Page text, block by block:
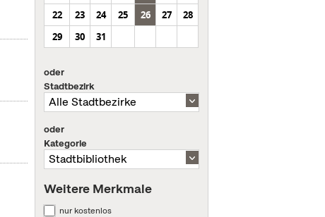
22
23 24 25 26 27
28
29
30 31
oder
Stadtbezirk
oder
Kategorie
Weitere Merkmale
nur kostenlos